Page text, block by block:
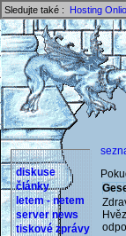
Sledujte také : Hosting
diskuse
články
letem - netem
server news
tiskové zprávy